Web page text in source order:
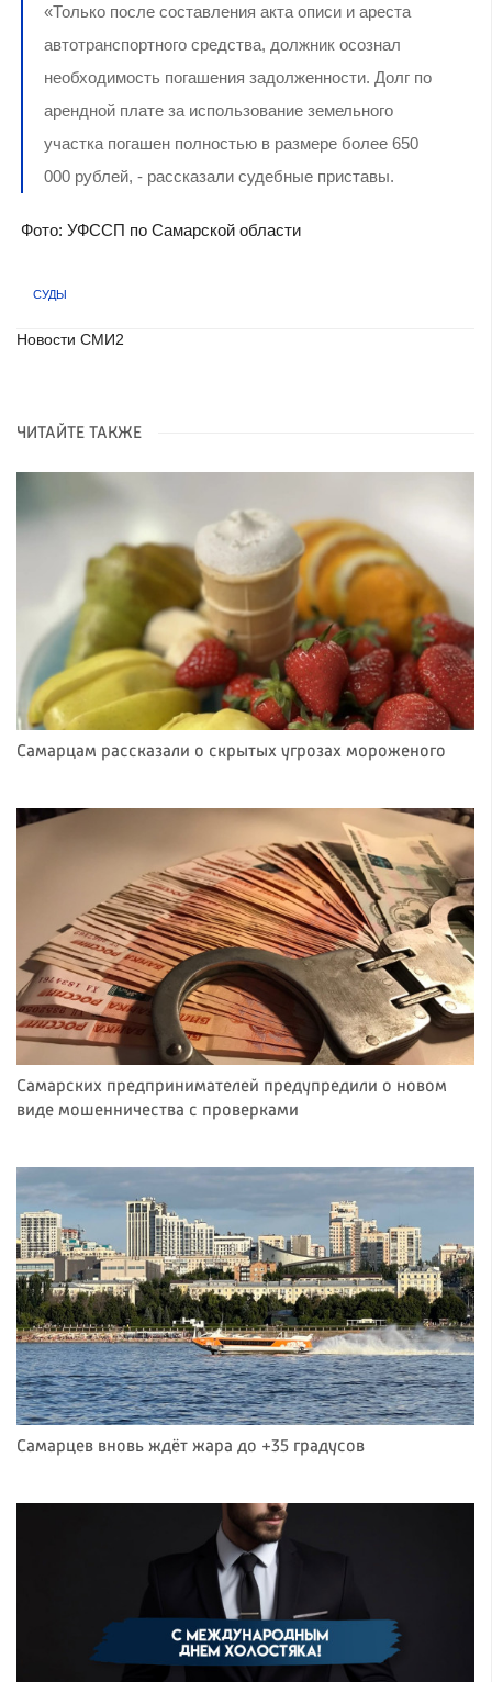
«Только после составления акта описи и ареста
автотранспортного средства, должник осознал
необходимость погашения задолженности. Долг по
арендной плате за использование земельного
участка погашен полностью в размере более 650
000 рублей, - рассказали судебные приставы.
Фото: УФССП по Самарской области
СУДЫ
Новости СМИ2
ЧИТАЙТЕ ТАКЖЕ
Самарцам рассказали о скрытых угрозах мороженого
Самарских предпринимателей предупредили о новом
виде мошенничества с проверками
Самарцев вновь ждёт жара до +35 градусов